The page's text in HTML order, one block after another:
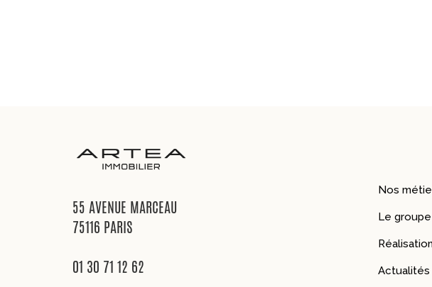
55 AVENUE MARCEAU
75116 PARIS
01 30 71 12 62
Nos
Le groupe
Actualités